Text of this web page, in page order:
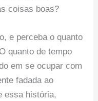
coisas boas?
e perceba o quanto
quanto de tempo
em se ocupar com
fadada ao
essa história,